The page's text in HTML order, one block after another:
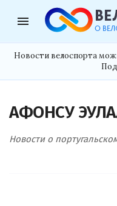
menu
Новости велоспорта
АФОНСУ
Новости о